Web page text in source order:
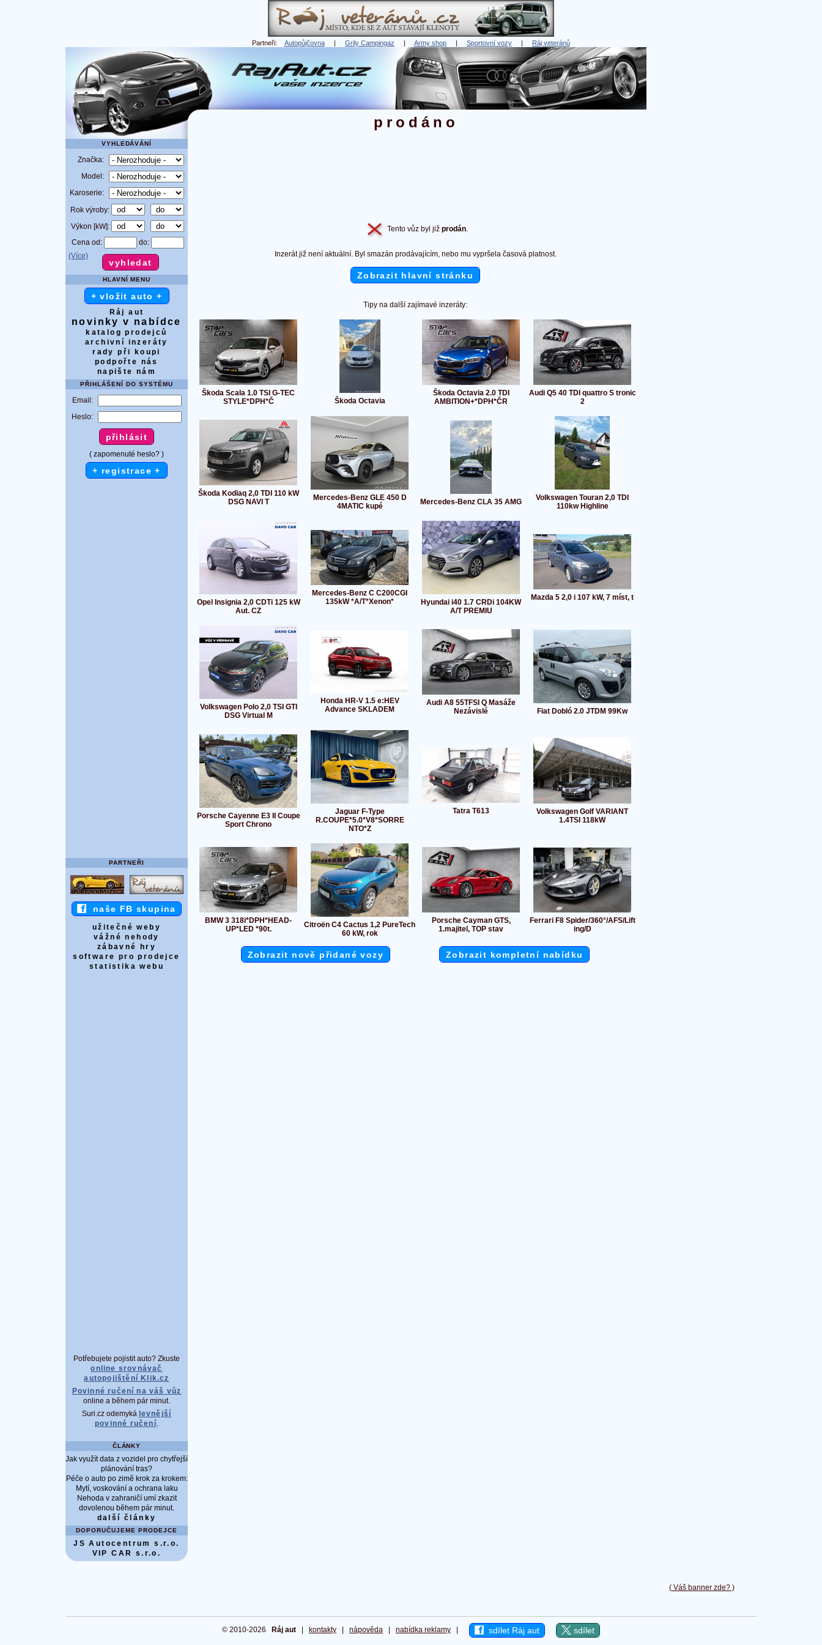
Partneři: Autopůjčovna | Grily Campingaz | Army shop | Sportovní vozy | Ráj veteránů
( Váš banner zde? )
prodáno
VYHLEDÁVÁNÍ
Značka:
Model:
Karoserie:
Rok výroby:
Výkon [kW]:
Cena od:
do:
(Více)
HLAVNÍ MENU
+ vložit auto +
Ráj aut
novinky v nabídce
katalog prodejců
archivní inzeráty
rady při koupi
podpořte nás
napište nám
PŘIHLÁŠENÍ DO SYSTÉMU
Email:
Heslo:
( zapomenuté heslo? )
+ registrace +
PARTNEŘI
naše FB skupina
užitečné weby
vážné nehody
zábavné hry
software pro prodejce
statistika webu
Potřebujete pojistit auto? Zkuste
online srovnávač
autopojištění Klik.cz
Povinné ručení na váš vůz
online a během pár minut.
Suri.cz odemyká levnější
povinné ručení.
ČLÁNKY
Jak využít data z vozidel pro chytřejší
plánování tras?
Péče o auto po zimě krok za krokem:
Mytí, voskování a ochrana laku
Nehoda v zahraničí umí zkazit
dovolenou během pár minut.
další články
DOPORUČUJEME PRODEJCE
JS Autocentrum s.r.o.
VIP CAR s.r.o.
Tento vůz byl již prodán.
Inzerát již není aktuální. Byl smazán prodávajícím, nebo mu vypršela časová platnost.
Zobrazit hlavní stránku
Tipy na další zajímavé inzeráty:
Škoda Scala 1.0 TSI G-TEC
STYLE*DPH*Č
Škoda Octavia
Škoda Octavia 2.0 TDI
AMBITION+*DPH*ČR
Audi Q5 40 TDI quattro S tronic
2
Škoda Kodiaq 2,0 TDI 110 kW
DSG NAVI T
Mercedes-Benz GLE 450 D
4MATIC kupé
Mercedes-Benz CLA 35 AMG
Volkswagen Touran 2,0 TDI
110kw Highline
Opel Insignia 2,0 CDTi 125 kW
Aut. CZ
Mercedes-Benz C C200CGI
135kW *A/T*Xenon*
Hyundai i40 1.7 CRDi 104KW
A/T PREMIU
Mazda 5 2,0 i 107 kW, 7 míst, t
Volkswagen Polo 2,0 TSI GTI
DSG Virtual M
Honda HR-V 1.5 e:HEV
Advance SKLADEM
Audi A8 55TFSI Q Masáže
Nezávislé
Fiat Dobló 2.0 JTDM 99Kw
Porsche Cayenne E3 II Coupe
Sport Chrono
Jaguar F-Type
R.COUPE*5.0*V8*SORRE
NTO*Z
Tatra T613
Volkswagen Golf VARIANT
1.4TSI 118kW
BMW 3 318i*DPH*HEAD-
UP*LED *90t.
Citroën C4 Cactus 1,2 PureTech
60 kW, rok
Porsche Cayman GTS,
1.majitel, TOP stav
Ferrari F8 Spider/360°/AFS/Lift
ing/D
Zobrazit nově přidané vozy Zobrazit kompletní nabídku
© 2010-2026 Ráj aut kontakty nápověda nabídka reklamy sdílet Ráj aut sdílet